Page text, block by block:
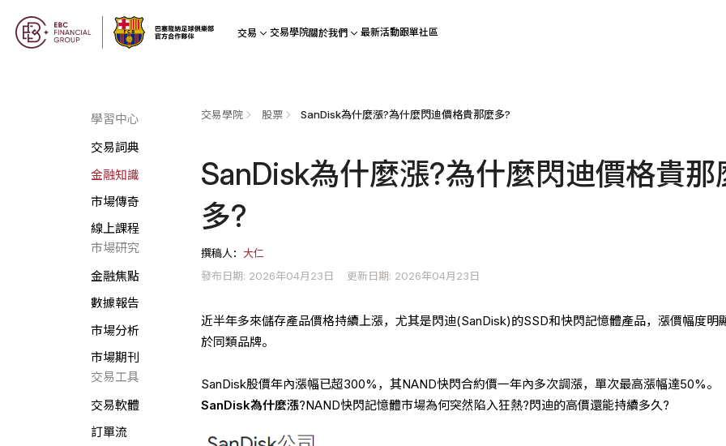
交易 交易學院關於我們 最新活動跟單社區
學習中心
交易詞典
金融知識
市場傳奇
線上課程
市場研究
金融焦點
數據報告
市場分析
市場期刊
交易工具
交易軟體
訂單流
交易學院 股票 SanDisk為什麼漲?為什麼閃迪價格貴那麼多?
SanDisk為什麼漲?為什麼閃迪價格貴那
多?
撰稿人：大仁
發布日期: 2026年04月23日
更新日期: 2026年04月23日
近半年多來儲存產品價格持續上漲，尤其是閃迪(SanDisk)的SSD和快閃記憶體產品，漲價幅度明
於同類品牌。
SanDisk股價年內漲幅已超300%，其NAND快閃合約價一年內多次調漲，單次最高漲幅達50%。
SanDisk為什麼漲?NAND快閃記憶體市場為何突然陷入狂熱?閃迪的高價還能持續多久?